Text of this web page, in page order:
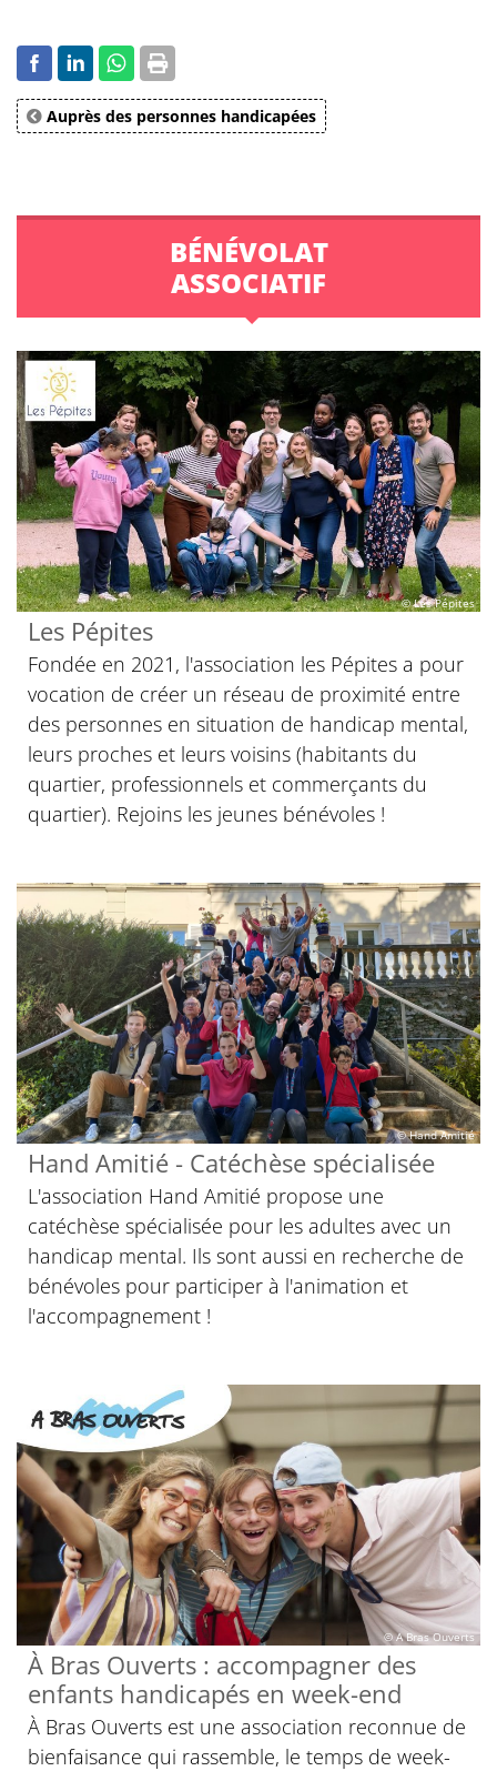
Auprès des personnes handicapées
BÉNÉVOLAT
ASSOCIATIF
© Les Pépites
Les Pépites
Fondée en 2021, l'association les Pépites a pour
vocation de créer un réseau de proximité entre
des personnes en situation de handicap mental,
leurs proches et leurs voisins (habitants du
quartier, professionnels et commerçants du
quartier). Rejoins les jeunes bénévoles !
© Hand Amitié
Hand Amitié - Catéchèse spécialisée
L'association Hand Amitié propose une
catéchèse spécialisée pour les adultes avec un
handicap mental. Ils sont aussi en recherche de
bénévoles pour participer à l'animation et
l'accompagnement !
© A Bras Ouverts
À Bras Ouverts : accompagner des
enfants handicapés en week-end
À Bras Ouverts est une association reconnue de
bienfaisance qui rassemble, le temps de week-